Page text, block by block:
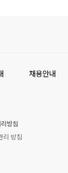
채용안내
방침
리 방침